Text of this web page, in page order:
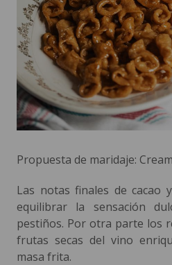
Propuesta de maridaje: Cream
Las notas finales de cacao
equilibrar la sensación
pestiños. Por otra parte los
frutas secas del vino
masa frita.